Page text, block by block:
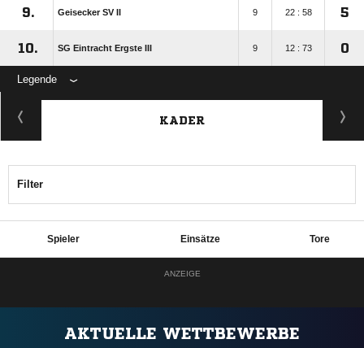
9. Geisecker SV II 9 22 : 58 5
10. SG Eintracht Ergste III 9 12 : 73 0
Legende
KADER
Filter
Spieler Einsätze Tore
ANZEIGE
AKTUELLE WETTBEWERBE